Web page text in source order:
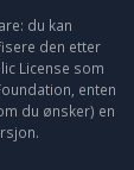
du kan
den etter
License som
enten
du ønsker) en